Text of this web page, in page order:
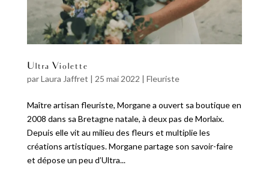
Ultra Violette
parLaura Jaffret | 25 mai 2022 | Fleuriste
Maître artisan fleuriste, Morgane a ouvert sa boutique en
2008 dans sa Bretagne natale, à deux pas de Morlaix.
Depuis elle vit au milieu des fleurs et multiplie les
créations artistiques. Morgane partage son savoir-faire
et dépose un peu d’Ultra...